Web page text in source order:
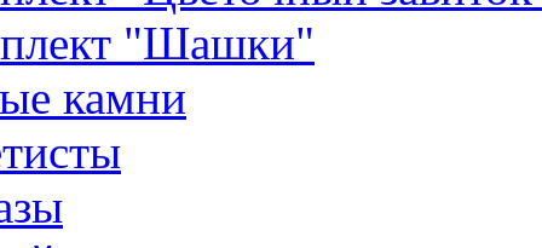
"Шашки"
камни